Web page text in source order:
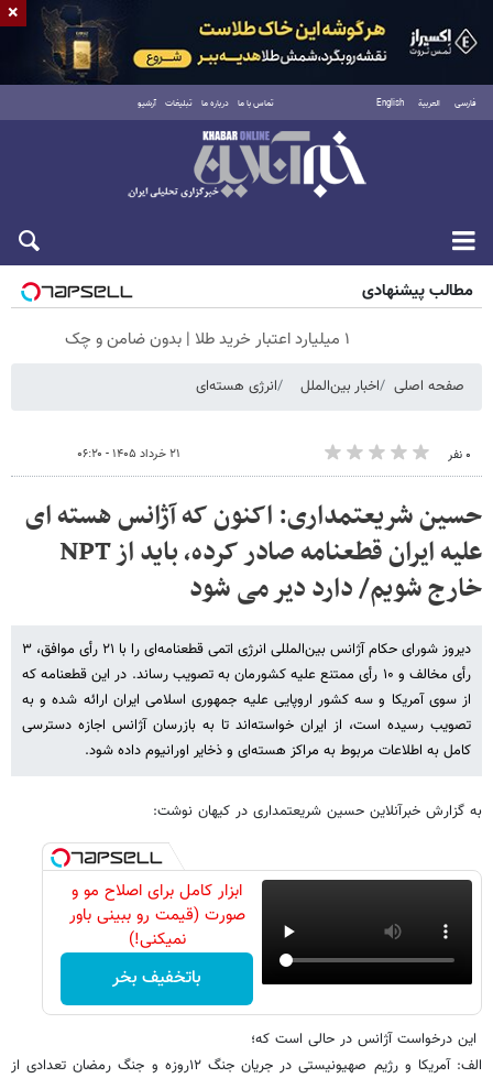
فارسی العربية English تماس با ما درباره ما تبلیغات آرشیو
جمعه ۱۶ مرداد ۱۴۰۵
مطالب پیشنهادی
۱ میلیارد اعتبار خرید طلا | بدون ضامن و چک
صفحه اصلی اخبار بین‌الملل انرژی هسته‌ای
۰ نفر ۲۱ خرداد ۱۴۰۵ - ۰۶:۲۰
حسین شریعتمداری: اکنون که آژانس هسته ای
علیه ایران قطعنامه صادر کرده، باید از NPT
خارج شویم/ دارد دیر می شود
دیروز شورای حکام آژانس بین‌المللی انرژی اتمی قطعنامه‌ای را با ۲۱ رأی موافق، ۳
رأی مخالف و ۱۰ رأی ممتنع علیه کشورمان به تصویب رساند. در این قطعنامه که
از سوی آمریکا و سه کشور اروپایی علیه جمهوری اسلامی ایران ارائه شده و به
تصویب رسیده است، از ایران خواسته‌اند تا به بازرسان آژانس اجازه دسترسی
کامل به اطلاعات مربوط به مراکز هسته‌ای و ذخایر اورانیوم داده شود.
به گزارش خبرآنلاین حسین شریعتمداری در کیهان نوشت:
ابزار کامل برای اصلاح مو و
صورت (قیمت رو ببینی باور
نمیکنی!)
باتخفیف بخر
این درخواست آژانس در حالی است که؛
الف: آمریکا و رژیم صهیونیستی در جریان جنگ ۱۲روزه و جنگ رمضان تعدادی از
×